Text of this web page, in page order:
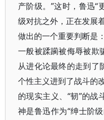
产阶级。”这时，鲁迅“
级对抗之外，正在发展
做出的一个重要判断是
一般被蹂躏被侮辱被欺
从进化论最终的走到了
个性主义进到了战斗的
的现实主义、“韧”的战
神是鲁迅作为“绅士阶